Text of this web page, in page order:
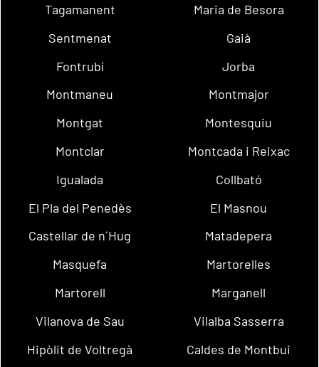
Tagamanent
Maria de Besora
Sentmenat
Gaià
Fontrubí
Jorba
Montmaneu
Montmajor
Montgat
Montesquiu
Montclar
Montcada i Reixac
Igualada
Collbató
El Pla del Penedès
El Masnou
Castellar de n´Hug
Matadepera
Masquefa
Martorelles
Martorell
Marganell
Vilanova de Sau
Vilalba Sasserra
Hipòlit de Voltregà
Caldes de Montbui